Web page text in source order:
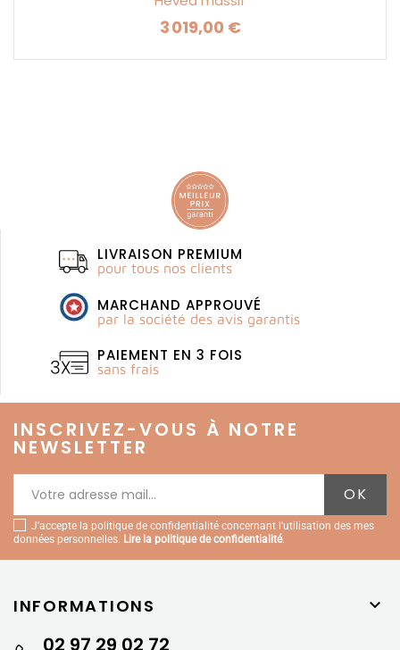
Prix
3 019,00 €
LIVRAISON PREMIUM
pour tous nos clients
MARCHAND APPROUVÉ
par la société des avis garantis
PAIEMENT EN 3 FOIS
sans frais
INSCRIVEZ-VOUS À NOTRE
NEWSLETTER
J'accepte la politique de confidentialité concernant l'utilisation des mes
données personnelles. Lire la politique de confidentialité.
INFORMATIONS 
02 97 29 02 72